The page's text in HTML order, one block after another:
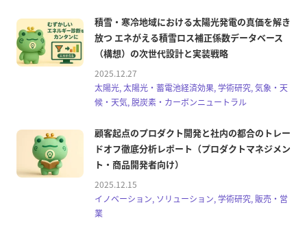
積雪・寒冷地域における太陽光発電の真価を解き
放つ エネがえる積雪ロス補正係数データベース
（構想）の次世代設計と実装戦略
2025.12.27
太陽光, 太陽光・蓄電池経済効果, 学術研究, 気象・天
候・天気, 脱炭素・カーボンニュートラル
顧客起点のプロダクト開発と社内の都合のトレー
ドオフ徹底分析レポート（プロダクトマネジメン
ト・商品開発者向け）
2025.12.15
イノベーション, ソリューション, 学術研究, 販売・営
業